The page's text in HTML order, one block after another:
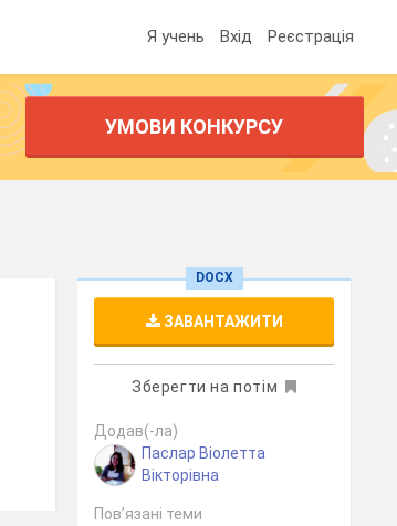
Я учень Вхід Реєстрація
УМОВИ КОНКУРСУ
DOCX
ЗАВАНТАЖИТИ
Зберегти на потім
Додав(-ла)
Паслар Віолетта
Вікторівна
Пов’язані теми